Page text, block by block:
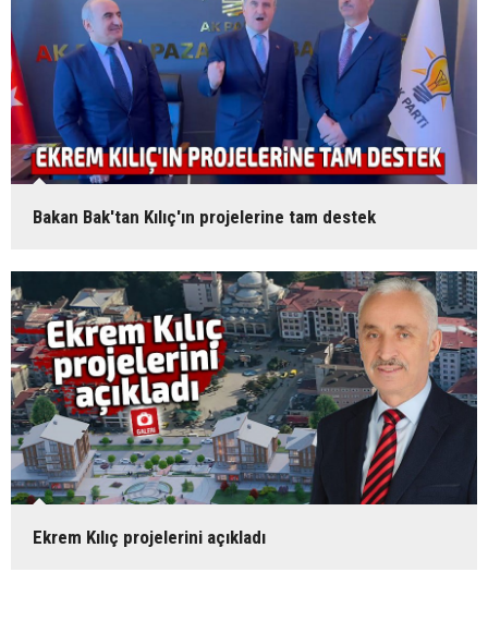
Bakan Bak'tan Kılıç'ın projelerine tam destek
Ekrem Kılıç projelerini açıkladı